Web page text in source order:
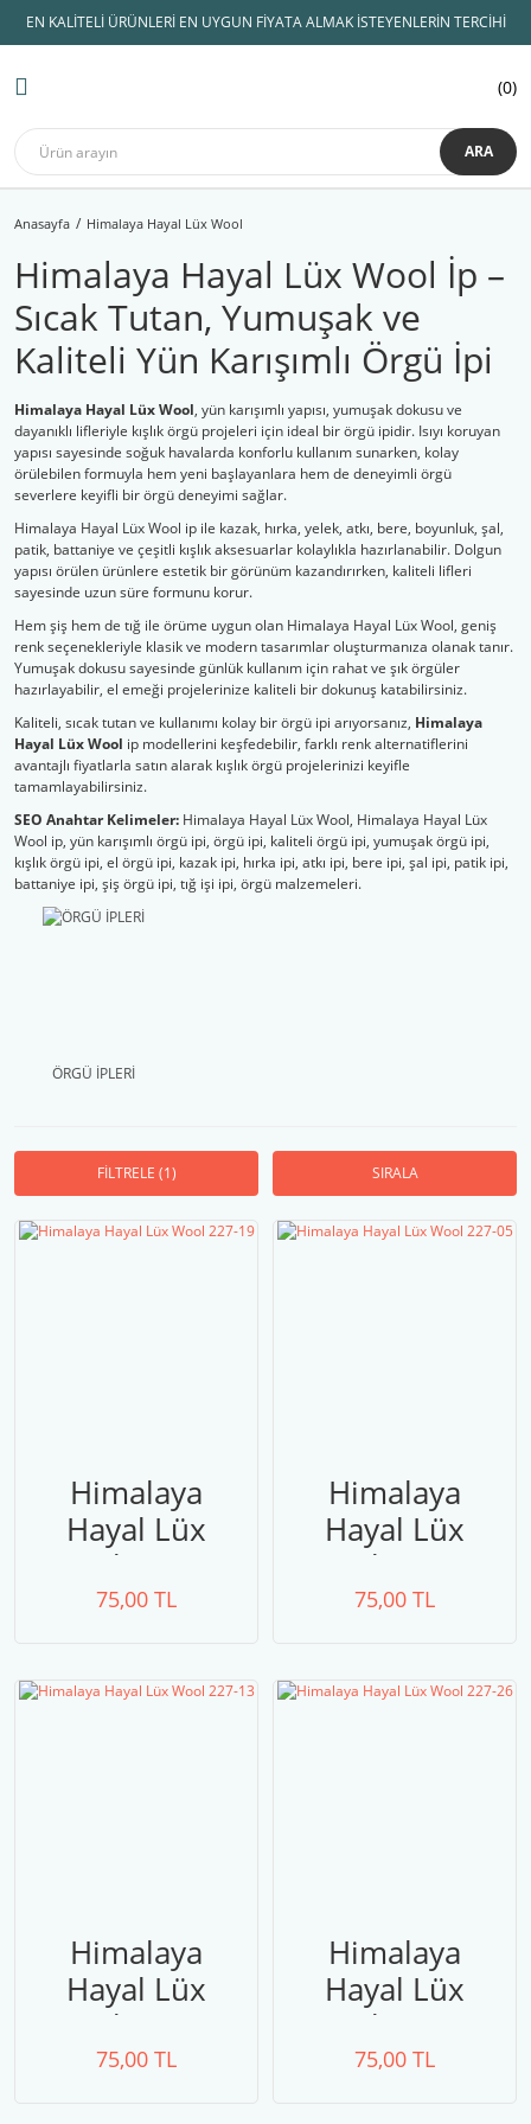
EN KALİTELİ ÜRÜNLERİ EN UYGUN FİYATA ALMAK İSTEYENLERİN TERCİHİ
ARA
0
Anasayfa Himalaya Hayal Lüx Wool
Himalaya Hayal Lüx Wool İp –
Sıcak Tutan, Yumuşak ve
Kaliteli Yün Karışımlı Örgü İpi
Himalaya Hayal Lüx Wool, yün karışımlı yapısı, yumuşak dokusu ve
dayanıklı lifleriyle kışlık örgü projeleri için ideal bir örgü ipidir. Isıyı koruyan
yapısı sayesinde soğuk havalarda konforlu kullanım sunarken, kolay
örülebilen formuyla hem yeni başlayanlara hem de deneyimli örgü
severlere keyifli bir örgü deneyimi sağlar.
Himalaya Hayal Lüx Wool ip ile kazak, hırka, yelek, atkı, bere, boyunluk, şal,
patik, battaniye ve çeşitli kışlık aksesuarlar kolaylıkla hazırlanabilir. Dolgun
yapısı örülen ürünlere estetik bir görünüm kazandırırken, kaliteli lifleri
sayesinde uzun süre formunu korur.
Hem şiş hem de tığ ile örüme uygun olan Himalaya Hayal Lüx Wool, geniş
renk seçenekleriyle klasik ve modern tasarımlar oluşturmanıza olanak tanır.
Yumuşak dokusu sayesinde günlük kullanım için rahat ve şık örgüler
hazırlayabilir, el emeği projelerinize kaliteli bir dokunuş katabilirsiniz.
Kaliteli, sıcak tutan ve kullanımı kolay bir örgü ipi arıyorsanız, Himalaya
Hayal Lüx Wool ip modellerini keşfedebilir, farklı renk alternatiflerini
avantajlı fiyatlarla satın alarak kışlık örgü projelerinizi keyifle
tamamlayabilirsiniz.
SEO Anahtar Kelimeler: Himalaya Hayal Lüx Wool, Himalaya Hayal Lüx
Wool ip, yün karışımlı örgü ipi, örgü ipi, kaliteli örgü ipi, yumuşak örgü ipi,
kışlık örgü ipi, el örgü ipi, kazak ipi, hırka ipi, atkı ipi, bere ipi, şal ipi, patik ipi,
battaniye ipi, şiş örgü ipi, tığ işi ipi, örgü malzemeleri.
ÖRGÜ İPLERİ
FİLTRELE (1) SIRALA
Himalaya
Hayal Lüx
Wool 227-19
75,00 TL
Himalaya
Hayal Lüx
Wool 227-05
75,00 TL
Himalaya
Hayal Lüx
Wool 227-13
75,00 TL
Himalaya
Hayal Lüx
Wool 227-26
75,00 TL
Geri Dön
AMİGURUMİ İPLERİ
Lady Yarn
Yarnart
Alize
Catania
Etrofil
Himalaya
Geri Dön
KADİFE İPLER
Himalaya kadife
Geri Dön
Dolphin Baby
Dolphin Baby Fine
Himalaya Dolphin Bİg
Koala
Kuzucuk
Etrofil kadife
Geri Dön
ÖRGÜ İPLERİ
Koton İpler
Lif İpleri
Anchor Muline
Bebe Yünleri
Merserize İplik
Panç ipleri
Patik İpleri
Şal İpleri
Geri Dön
ŞİŞLER ve TIĞLAR
Tulip TIĞ
Knitpro
Örgü Şişi
İğne Çeşitleri
Geri Dön
AMİGURUMİ MALZEMELERİ
Amigurumi Göz
Amigurumi Aksesuar
Amigurumi Burun
Emzik Zinciri Malzeme
Geri Dön
Hobi Malzemeleri
Çanta İpleri
Çanta Malzemeleri
Mezuralar
Patik Tabanları